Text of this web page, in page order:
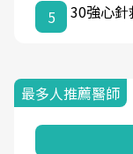
5 30強心針
最多人推薦醫師